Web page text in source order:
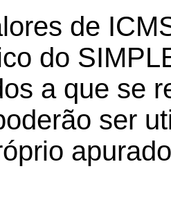
de
do
a que se
ser